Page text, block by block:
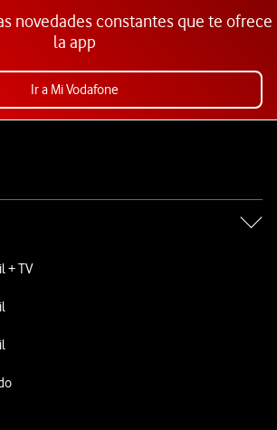
novedades constantes que te ofrece
la app
Ir a Mi Vodafone
sociales de Vodafone
+ TV